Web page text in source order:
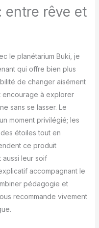
à 24 m², apportant
directement
envoûtante
Variées &
Idéaux pour
pour toutes
de fêtes et
festives,
de ciel
pour
votre intérieur. Il
pour aider les
à s’endormir et
moments
parent-
C’est un cadeau
pour des
entre rêve et
le planétarium Buki, je
qui offre bien plus
de changer aisément
encourage à explorer
sans se lasser. Le
moment privilégié; les
étoiles tout en
ce produit
aussi leur soif
accompagnant le
pédagogie et
recommande vivement